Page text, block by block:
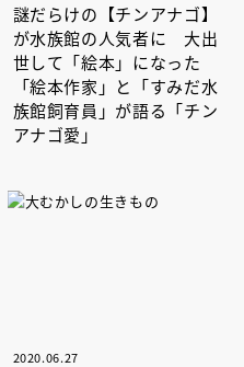
謎だらけの【チンアナゴ】
が水族館の人気者に 大出
世して「絵本」になった
「絵本作家」と「すみだ水
族館飼育員」が語る「チン
アナゴ愛」
2020.06.27